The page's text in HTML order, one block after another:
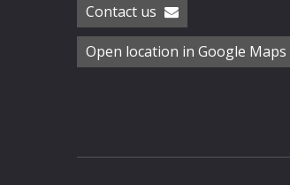
Contact us
Open location in Google Maps